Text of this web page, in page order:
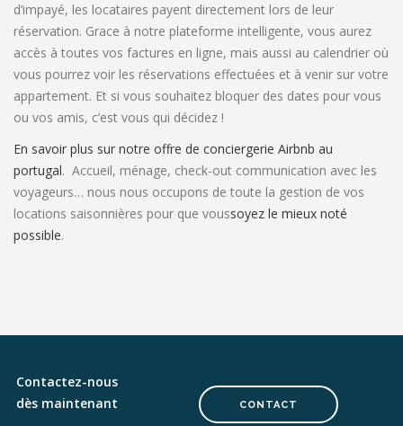
d’impayé, les locataires payent directement lors de leur
réservation. Grace à notre plateforme intelligente, vous aurez
accès à toutes vos factures en ligne, mais aussi au calendrier où
vous pourrez voir les réservations effectuées et à venir sur votre
appartement. Et si vous souhaitez bloquer des dates pour vous
ou vos amis, c’est vous qui décidez !
En savoir plus sur notre offre de conciergerie Airbnb au
portugal. Accueil, ménage, check-out communication avec les
voyageurs… nous nous occupons de toute la gestion de vos
locations saisonnières pour que voussoyez le mieux noté
possible.
Contactez-nous
dès maintenant
CONTACT